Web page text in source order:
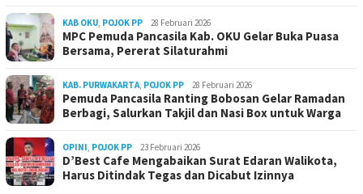
KAB OKU POJOK PP 28 Februari 2026
MPC Pemuda Pancasila Kab. OKU Gelar Buka Puasa
Bersama, Pererat Silaturahmi
KAB. PURWAKARTA POJOK PP 28 Februari 2026
Pemuda Pancasila Ranting Bobosan Gelar Ramadan
Berbagi, Salurkan Takjil dan Nasi Box untuk Warga
OPINI POJOK PP 23 Februari 2026
D’Best Cafe Mengabaikan Surat Edaran Walikota,
Harus Ditindak Tegas dan Dicabut Izinnya